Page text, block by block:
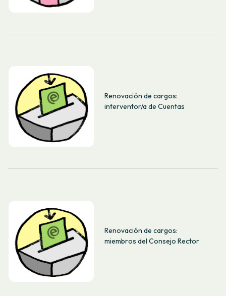
Renovación de cargos:
interventor/a de Cuentas
Renovación de cargos:
miembros del Consejo Rector